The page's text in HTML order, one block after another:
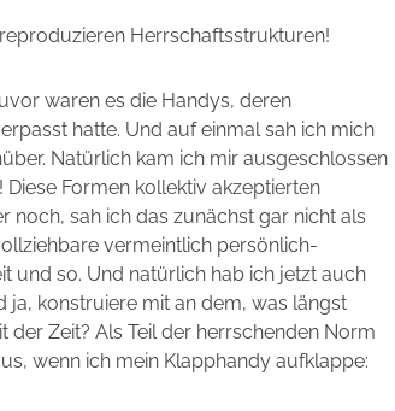
Herrschaftsstrukturen!
waren es die Handys, deren
hatte. Und auf einmal sah ich mich
Natürlich kam ich mir ausgeschlossen
Formen kollektiv akzeptierten
noch, sah ich das zunächst gar nicht als
vermeintlich persönlich-
und so. Und natürlich hab ich jetzt auch
ja, konstruiere mit an dem, was längst
Zeit? Als Teil der herrschenden Norm
wenn ich mein Klapphandy aufklappe: